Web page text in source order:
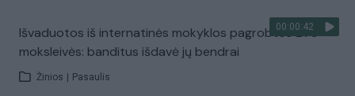
00:00:42
Išvaduotos iš internatinės mokyklos pagrobtos 279
moksleivės: banditus išdavė jų bendrai
Žinios Pasaulis